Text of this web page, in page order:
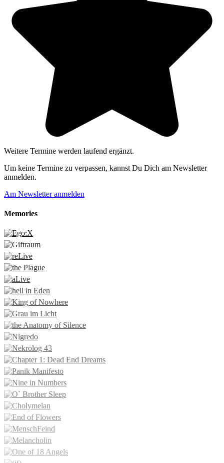
Weitere Termine werden laufend ergänzt.
Um keine Termine zu verpassen, kannst Du Dich am Newsletter
anmelden.
Am Newsletter anmelden
Memories